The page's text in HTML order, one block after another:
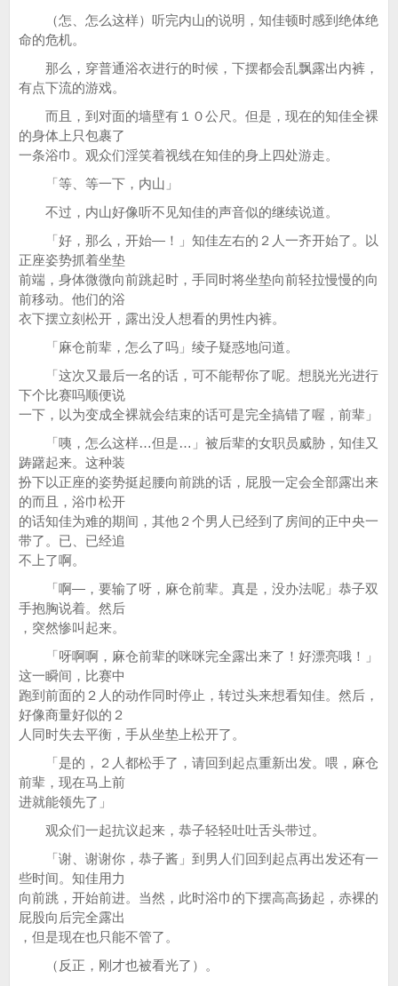
（怎、怎么这样）听完内山的说明，知佳顿时感到绝体绝
命的危机。
那么，穿普通浴衣进行的时候，下摆都会乱飘露出内裤，
有点下流的游戏。
而且，到对面的墙壁有１０公尺。但是，现在的知佳全裸
的身体上只包裹了
一条浴巾。观众们淫笑着视线在知佳的身上四处游走。
「等、等一下，内山」
不过，内山好像听不见知佳的声音似的继续说道。
「好，那么，开始—！」知佳左右的２人一齐开始了。以
正座姿势抓着坐垫
前端，身体微微向前跳起时，手同时将坐垫向前轻拉慢慢的向
前移动。他们的浴
衣下摆立刻松开，露出没人想看的男性内裤。
「麻仓前辈，怎么了吗」绫子疑惑地问道。
「这次又最后一名的话，可不能帮你了呢。想脱光光进行
下个比赛吗顺便说
一下，以为变成全裸就会结束的话可是完全搞错了喔，前辈」
「咦，怎么这样…但是…」被后辈的女职员威胁，知佳又
踌躇起来。这种装
扮下以正座的姿势挺起腰向前跳的话，屁股一定会全部露出来
的而且，浴巾松开
的话知佳为难的期间，其他２个男人已经到了房间的正中央一
带了。已、已经追
不上了啊。
「啊—，要输了呀，麻仓前辈。真是，没办法呢」恭子双
手抱胸说着。然后
，突然惨叫起来。
「呀啊啊，麻仓前辈的咪咪完全露出来了！好漂亮哦！」
这一瞬间，比赛中
跑到前面的２人的动作同时停止，转过头来想看知佳。然后，
好像商量好似的２
人同时失去平衡，手从坐垫上松开了。
「是的，２人都松手了，请回到起点重新出发。喂，麻仓
前辈，现在马上前
进就能领先了」
观众们一起抗议起来，恭子轻轻吐吐舌头带过。
「谢、谢谢你，恭子酱」到男人们回到起点再出发还有一
些时间。知佳用力
向前跳，开始前进。当然，此时浴巾的下摆高高扬起，赤裸的
屁股向后完全露出
，但是现在也只能不管了。
（反正，刚才也被看光了）。